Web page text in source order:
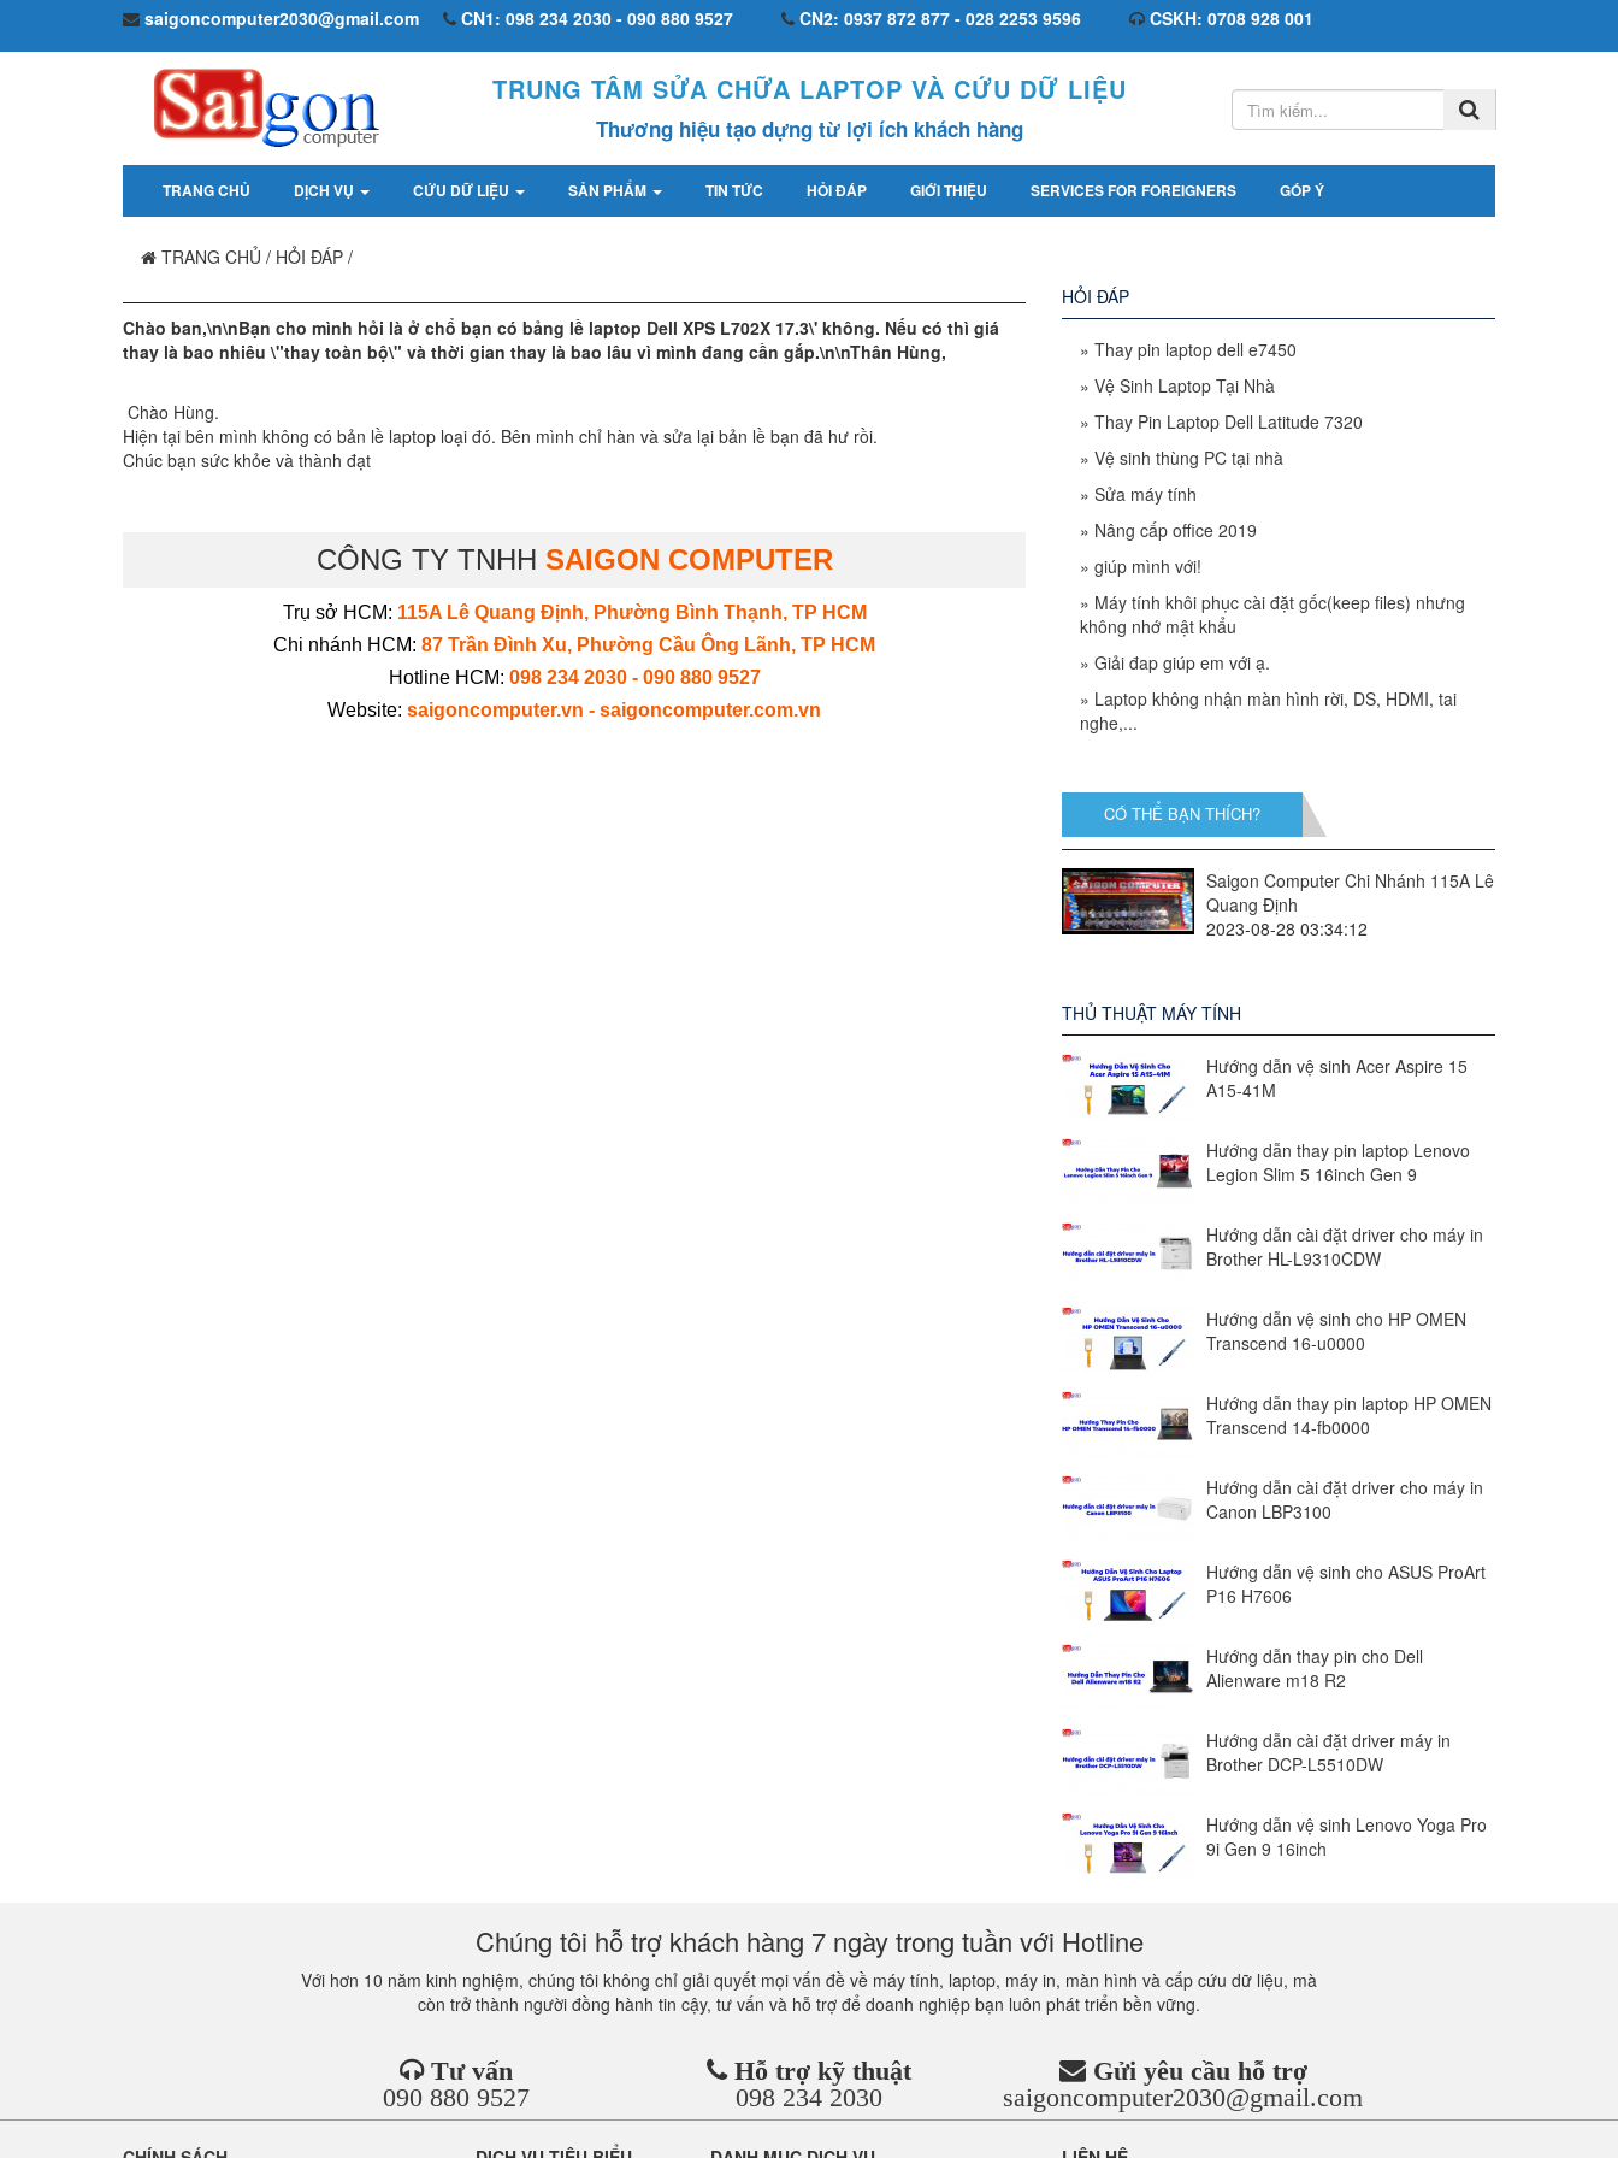
saigoncomputer2030@gmail.com CN1: 098 234 2030 - 090 880 9527 CN2: 0937 872 877 - 028 2253 9596 CSKH: 0708 928 001
TRUNG TÂM SỬA CHỮA LAPTOP VÀ CỨU DỮ LIỆU
Thương hiệu tạo dựng từ lợi ích khách hàng
TRANG CHỦ DỊCH VỤ CỨU DỮ LIỆU SẢN PHẨM TIN TỨC HỎI ĐÁP GIỚI THIỆU SERVICES FOR FOREIGNERS GÓP Ý
TRANG CHỦ / HỎI ĐÁP /
Chào ban,\n\nBạn cho mình hỏi là ở chổ bạn có bảng lề laptop Dell XPS L702X 17.3\' không. Nếu có thì giá
thay là bao nhiêu \"thay toàn bộ\" và thời gian thay là bao lâu vì mình đang cần gắp.\n\nThân Hùng,
Chào Hùng.
Hiện tại bên mình không có bản lề laptop loại đó. Bên mình chỉ hàn và sửa lại bản lề bạn đã hư rồi.
Chúc bạn sức khỏe và thành đạt
CÔNG TY TNHH SAIGON COMPUTER
Trụ sở HCM: 115A Lê Quang Định, Phường Bình Thạnh, TP HCM
Chi nhánh HCM: 87 Trần Đình Xu, Phường Cầu Ông Lãnh, TP HCM
Hotline HCM: 098 234 2030 - 090 880 9527
Website: saigoncomputer.vn - saigoncomputer.com.vn
HỎI ĐÁP
» Thay pin laptop dell e7450
» Vệ Sinh Laptop Tại Nhà
» Thay Pin Laptop Dell Latitude 7320
» Vệ sinh thùng PC tại nhà
» Sửa máy tính
» Nâng cấp office 2019
» giúp mình với!
» Máy tính khôi phục cài đặt gốc(keep files) nhưng
không nhớ mật khẩu
» Giải đap giúp em với ạ.
» Laptop không nhận màn hình rời, DS, HDMI, tai
nghe,...
CÓ THỂ BẠN THÍCH?
Saigon Computer Chi Nhánh 115A Lê
Quang Định
2023-08-28 03:34:12
THỦ THUẬT MÁY TÍNH
Hướng dẫn vệ sinh Acer Aspire 15
A15-41M
Hướng dẫn thay pin laptop Lenovo
Legion Slim 5 16inch Gen 9
Hướng dẫn cài đặt driver cho máy in
Brother HL-L9310CDW
Hướng dẫn vệ sinh cho HP OMEN
Transcend 16-u0000
Hướng dẫn thay pin laptop HP OMEN
Transcend 14-fb0000
Hướng dẫn cài đặt driver cho máy in
Canon LBP3100
Hướng dẫn vệ sinh cho ASUS ProArt
P16 H7606
Hướng dẫn thay pin cho Dell
Alienware m18 R2
Hướng dẫn cài đặt driver máy in
Brother DCP-L5510DW
Hướng dẫn vệ sinh Lenovo Yoga Pro
9i Gen 9 16inch
Chúng tôi hỗ trợ khách hàng 7 ngày trong tuần với Hotline
Với hơn 10 năm kinh nghiệm, chúng tôi không chỉ giải quyết mọi vấn đề về máy tính, laptop, máy in, màn hình và cấp cứu dữ liệu, mà
còn trở thành người đồng hành tin cậy, tư vấn và hỗ trợ để doanh nghiệp bạn luôn phát triển bền vững.
Tư vấn
090 880 9527
Hỗ trợ kỹ thuật
098 234 2030
Gửi yêu cầu hỗ trợ
saigoncomputer2030@gmail.com